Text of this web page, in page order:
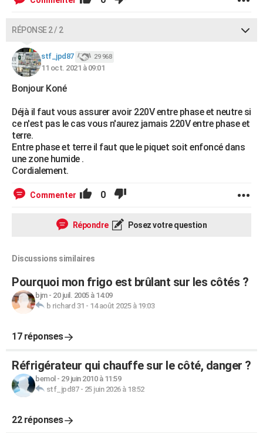
RÉPONSE 2 / 2
stf_jpd87 29 968
11 oct. 2021 à 09:01
Bonjour Koné
Déjà il faut vous assurer avoir 220V entre phase et neutre si
ce n'est pas le cas vous n'aurez jamais 220V entre phase et
terre.
Entre phase et terre il faut que le piquet soit enfoncé dans
une zone humide .
Cordialement.
Commenter 0
Répondre Posez votre question
Discussions similaires
Pourquoi mon frigo est brûlant sur les côtés ?
bjm- 20 juil. 2005 à 14:09
b richard 31 - 14 août 2025 à 19:03
17 réponses
Réfrigérateur qui chauffe sur le côté, danger ?
bemol - 29 juin 2010 à 11:59
stf_jpd87- 25 juin 2026 à 18:52
22 réponses